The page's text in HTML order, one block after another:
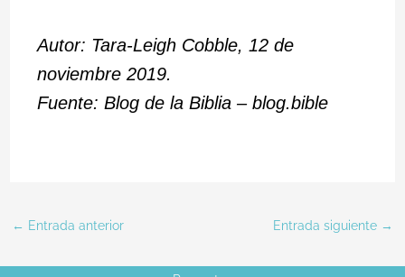
Autor: Tara-Leigh Cobble, 12 de
noviembre 2019.
Fuente: Blog de la Biblia – blog.bible
← Entrada anterior Entrada siguiente →